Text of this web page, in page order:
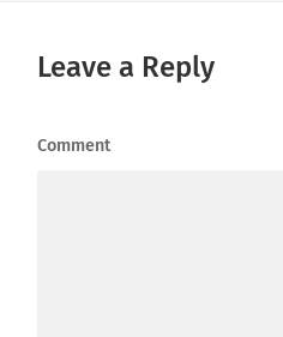
Leave a Reply
Comment